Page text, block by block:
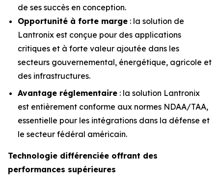
de ses succès en conception.
Opportunité à forte marge : la solution de
Lantronix est conçue pour des applications
critiques et à forte valeur ajoutée dans les
secteurs gouvernemental, énergétique, agricole et
des infrastructures.
Avantage réglementaire : la solution Lantronix
est entièrement conforme aux normes NDAA/TAA,
essentielle pour les intégrations dans la défense et
le secteur fédéral américain.
Technologie différenciée offrant des
performances supérieures